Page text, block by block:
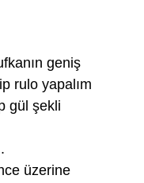
geniş
rulo yapalım
gül şekli
üzerine